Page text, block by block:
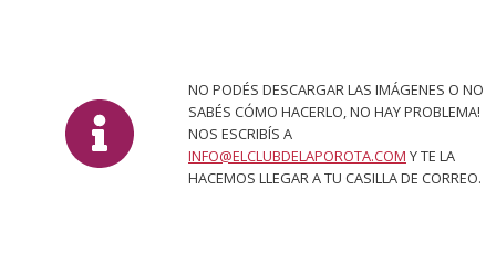
NO PODÉS DESCARGAR LAS IMÁGENES O NO
SABÉS CÓMO HACERLO, NO HAY PROBLEMA!
NOS ESCRIBÍS A
INFO@ELCLUBDELAPOROTA.COM Y TE LA
HACEMOS LLEGAR A TU CASILLA DE CORREO.